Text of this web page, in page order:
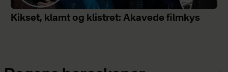
Kikset, klamt og klistret: Akavede filmkys